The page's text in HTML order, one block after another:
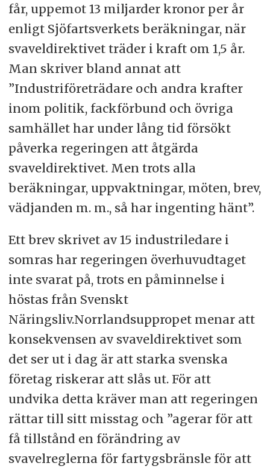
får, uppemot 13 miljarder kronor per år
enligt Sjöfartsverkets beräkningar, när
svaveldirektivet träder i kraft om 1,5 år.
Man skriver bland annat att
”Industriföreträdare och andra krafter
inom politik, fackförbund och övriga
samhället har under lång tid försökt
påverka regeringen att åtgärda
svaveldirektivet. Men trots alla
beräkningar, uppvaktningar, möten, brev,
vädjanden m. m., så har ingenting hänt”.
Ett brev skrivet av 15 industriledare i
somras har regeringen överhuvudtaget
inte svarat på, trots en påminnelse i
höstas från Svenskt
Näringsliv.Norrlandsuppropet menar att
konsekvensen av svaveldirektivet som
det ser ut i dag är att starka svenska
företag riskerar att slås ut. För att
undvika detta kräver man att regeringen
rättar till sitt misstag och ”agerar för att
få tillstånd en förändring av
svavelreglerna för fartygsbränsle för att